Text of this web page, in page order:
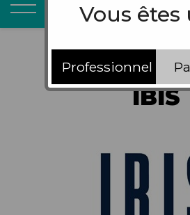
IBIS
Vous êtes
Professionnel